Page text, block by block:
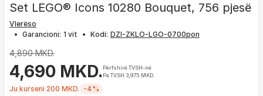
Set LEGO® Icons 10280 Bouquet, 756 pjesë
Vlerëso
• Garancioni: 1 vit • Kodi:
4,890 MKD.
4,690 MKD.Përfshirë TVSH-në
Pa TVSH 3,975 MKD.
Ju kurseni 200 MKD. -4%